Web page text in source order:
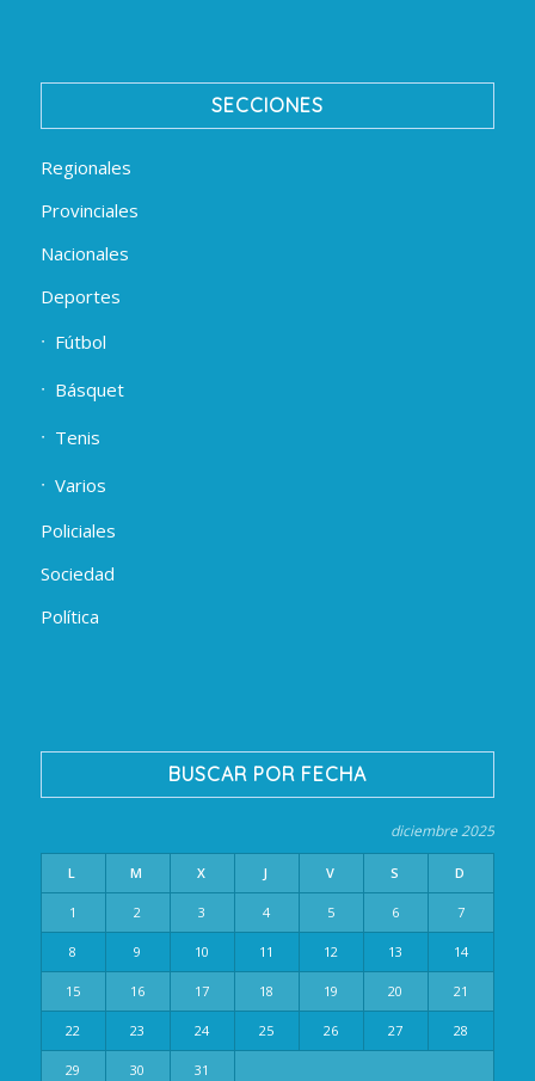
SECCIONES
Regionales
Provinciales
Nacionales
Deportes
Fútbol
Básquet
Tenis
Varios
Policiales
Sociedad
Política
BUSCAR POR FECHA
diciembre 2025
L M X J V S D
1 2 3 4 5 6 7
8 9 10 11 12 13 14
15 16 17 18 19 20 21
22 23 24 25 26 27 28
29 30 31